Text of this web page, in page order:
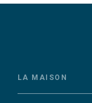
LA MAISON